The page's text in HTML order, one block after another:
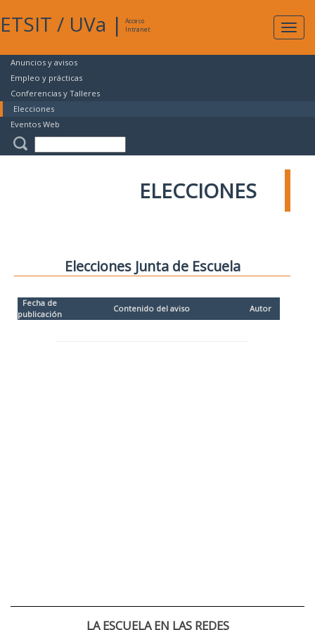
ETSIT / UVa |
Acceso
Intranet
Anuncios y avisos
Empleo y prácticas
Conferencias y Talleres
Elecciones
Eventos Web
ELECCIONES
Elecciones Junta de Escuela
Fecha de
publicación
Contenido del aviso Autor
LA ESCUELA EN LAS REDES